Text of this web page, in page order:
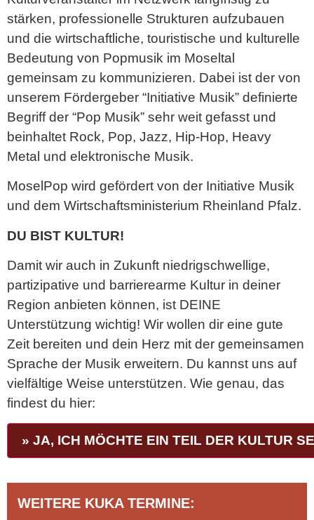
stärken, professionelle Strukturen aufzubauen
und die wirtschaftliche, touristische und kulturelle
Bedeutung von Popmusik im Moseltal
gemeinsam zu kommunizieren. Dabei ist der von
unserem Fördergeber “Initiative Musik” definierte
Begriff der “Pop Musik” sehr weit gefasst und
beinhaltet Rock, Pop, Jazz, Hip-Hop, Heavy
Metal und elektronische Musik.
MoselPop wird gefördert von der Initiative Musik
und dem Wirtschaftsministerium Rheinland Pfalz.
DU BIST KULTUR!
Damit wir auch in Zukunft niedrigschwellige,
partizipative und barrierearme Kultur in deiner
Region anbieten können, ist DEINE
Unterstützung wichtig! Wir wollen dir eine gute
Zeit bereiten und dein Herz mit der gemeinsamen
Sprache der Musik erweitern. Du kannst uns auf
vielfältige Weise unterstützen. Wie genau, das
findest du hier:
» JA, ICH MÖCHTE EIN TEIL DER KULTUR
WEITERE KUKA TERMINE: